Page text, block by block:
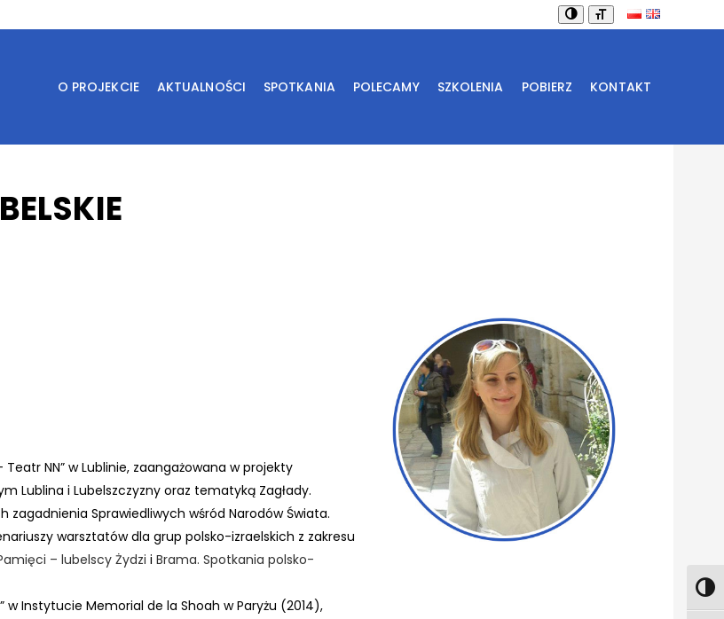
O PROJEKCIE AKTUALNOŚCI SPOTKANIA POLECAMY SZKOLENIA POBIERZ KONTAKT
NN” w Lublinie, zaangażowana w projekty
Lublina i Lubelszczyzny oraz tematyką Zagłady.
Sprawiedliwych wśród Narodów Świata.
warsztatów dla grup polsko-izraelskich z zakresu
– lubelscy Żydzi i Brama. Spotkania polsko-
Instytucie Memorial de la Shoah w Paryżu (2014),